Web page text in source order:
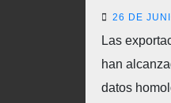
un
euros
26 DE
Las
han
datos